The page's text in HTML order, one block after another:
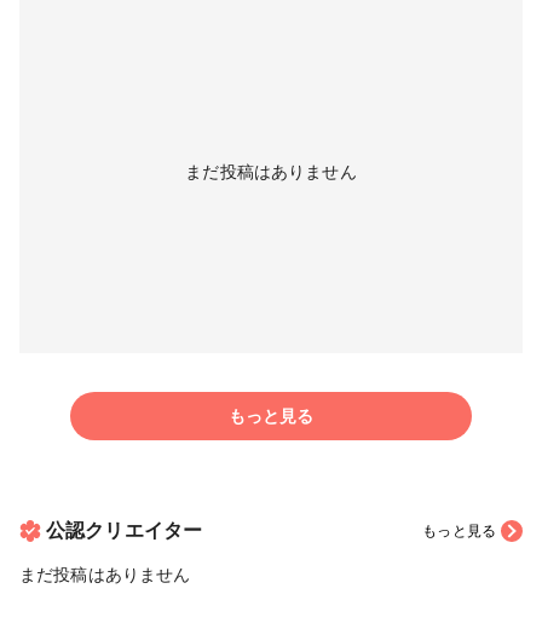
まだ投稿はありません
もっと見る
公認クリエイター もっと見る
まだ投稿はありません